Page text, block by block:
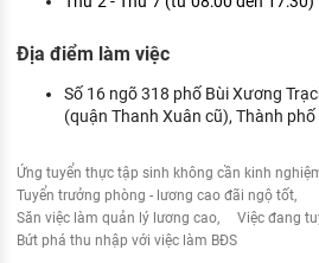
Địa điểm làm việc
Số 16 ngõ 318 phố Bùi Xương
(quận Thanh Xuân cũ), Thành phố
Ứng tuyển thực tập sinh không cần kinh
Tuyển trưởng phòng - lương cao đãi ngộ tốt
Săn việc làm quản lý lương cao
Việc đang
Bứt phá thu nhập với việc làm BĐS